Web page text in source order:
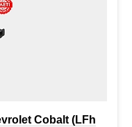
Cobalt (LFh